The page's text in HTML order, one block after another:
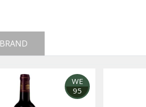
BRAND
WE
95